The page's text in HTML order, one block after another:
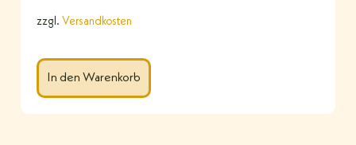
zzgl. Versandkosten
In den Warenkorb